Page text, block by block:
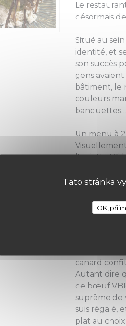
Tato stránka
OK,
Le
désormais
Situé au
identité, et
son succès
gens
bâtiment, le
couleurs
Un menu à
l'assiette ! Si
sauce au
séduire par
l'Evêque
C'est une
canard
Autant dire
de bœuf
suprême de
suis régalé,
plat au